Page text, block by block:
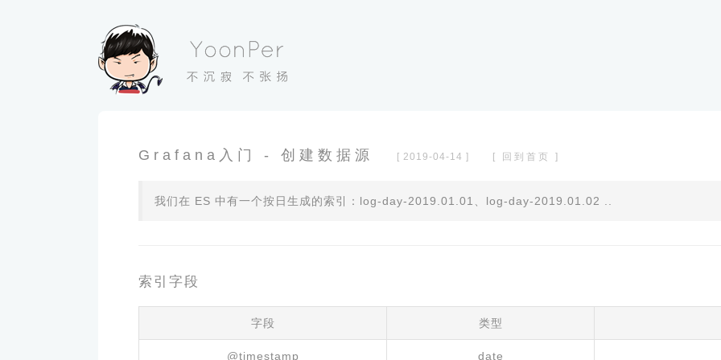
Grafana入门 - 创建数据源 [ 2019-04-14 ] [ 回到首页 ]
我们在 ES 中有一个按日生成的索引：log-day-2019.01.01、log-day-2019.01.02 ..
索引字段
字段 类型
@timestamp date